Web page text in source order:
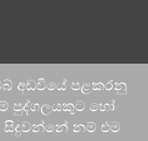
අඩවියේ පළකරනු
පුද්ගලයකුට හෝ
සිදුවන්නේ නම් එම